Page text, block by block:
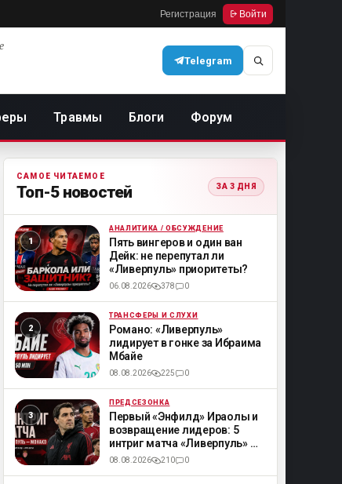
Регистрация Войти
Telegram
Травмы Блоги Форум
САМОЕ ЧИТАЕМОЕ
Топ-5 новостей ЗА 3 ДНЯ
ML АНАЛИТИКА / ОБСУЖДЕНИЕ
Пять вингеров и один ван
Дейк: не перепутал ли
«Ливерпуль» приоритеты?
06.08.2026 378 0
ML ТРАНСФЕРЫ И СЛУХИ
Романо: «Ливерпуль»
лидирует в гонке за Ибраима
Мбайе
08.08.2026 225 0
ML ПРЕДСЕЗОНКА
Первый «Энфилд» Ираолы и
возвращение лидеров: 5
интриг матча «Ливерпуль» —
«Монако»
08.08.2026 210 0